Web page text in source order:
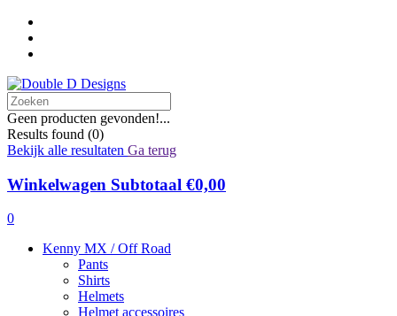
Geen producten gevonden!...
Results found (0)
Bekijk alle resultaten Ga terug
Winkelwagen Subtotaal €0,00
0
Kenny MX / Off Road
Pants
Shirts
Helmets
Helmet accessoires